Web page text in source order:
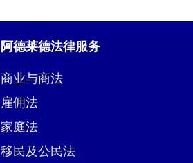
阿德莱德法律服务
商业与商法
雇佣法
家庭法
移民及公民法